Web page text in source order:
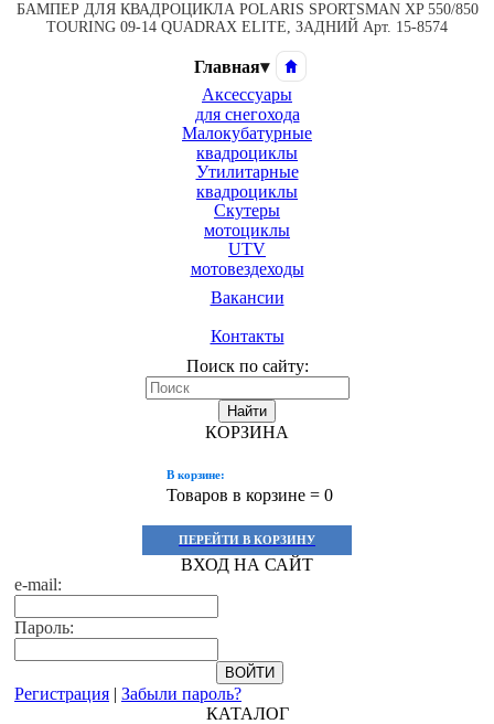
БАМПЕР ДЛЯ КВАДРОЦИКЛА POLARIS SPORTSMAN XP 550/850
TOURING 09-14 QUADRAX ELITE, ЗАДНИЙ Арт. 15-8574
Главная▾
Аксессуары
для снегохода
Малокубатурные
квадроциклы
Утилитарные
квадроциклы
Скутеры
мотоциклы
UTV
мотовездеходы
Вакансии
Контакты
Поиск по сайту:
Найти
КОРЗИНА
В корзине:
Товаров в корзине = 0
ПЕРЕЙТИ В КОРЗИНУ
ВХОД НА САЙТ
e-mail:
Пароль:
Регистрация | Забыли пароль?
КАТАЛОГ